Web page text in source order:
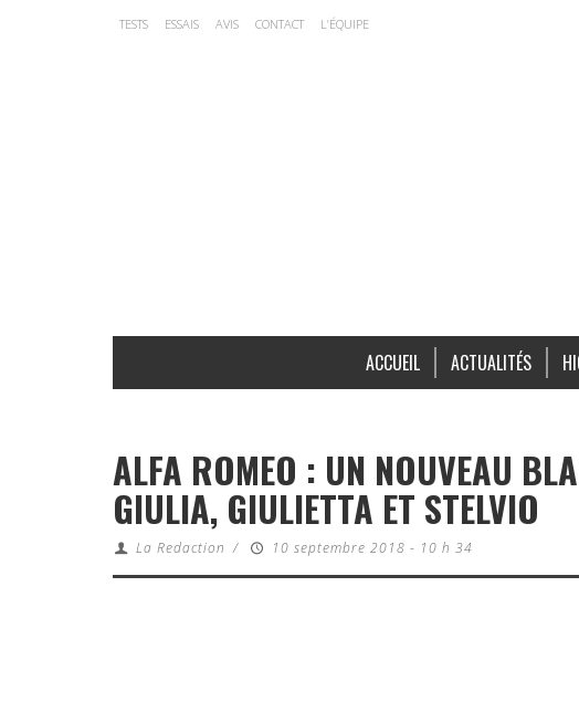
TESTS ESSAIS AVIS CONTACT L’ÉQUIPE
ACCUEIL ACTUALITÉS
ALFA ROMEO : UN NOUVEAU
GIULIA, GIULIETTA ET STELVIO
La Redaction / 10 septembre 2018 - 10 h 34